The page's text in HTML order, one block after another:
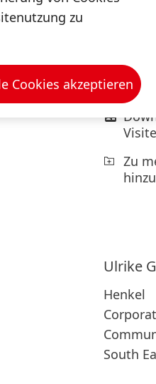
16
Slovenia
+43
Zu
Ulrike
Henkel
South
zu
Cookies akzeptieren